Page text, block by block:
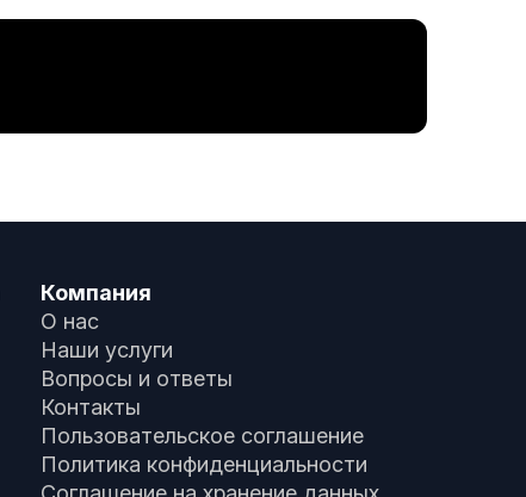
Компания
О нас
Наши услуги
Вопросы и ответы
Контакты
Пользовательское соглашение
Политика конфиденциальности